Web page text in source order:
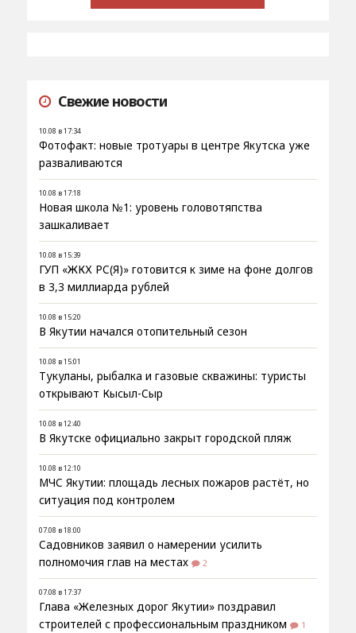
Свежие новости
10.08 в 17:34
Фотофакт: новые тротуары в центре Якутска уже
разваливаются
10.08 в 17:18
Новая школа №1: уровень головотяпства
зашкаливает
10.08 в 15:39
ГУП «ЖКХ РС(Я)» готовится к зиме на фоне долгов
в 3,3 миллиарда рублей
10.08 в 15:20
В Якутии начался отопительный сезон
10.08 в 15:01
Тукуланы, рыбалка и газовые скважины: туристы
открывают Кысыл-Сыр
10.08 в 12:40
В Якутске официально закрыт городской пляж
10.08 в 12:10
МЧС Якутии: площадь лесных пожаров растёт, но
ситуация под контролем
07.08 в 18:00
Садовников заявил о намерении усилить
полномочия глав на местах
2
07.08 в 17:37
Глава «Железных дорог Якутии» поздравил
строителей с профессиональным праздником
1